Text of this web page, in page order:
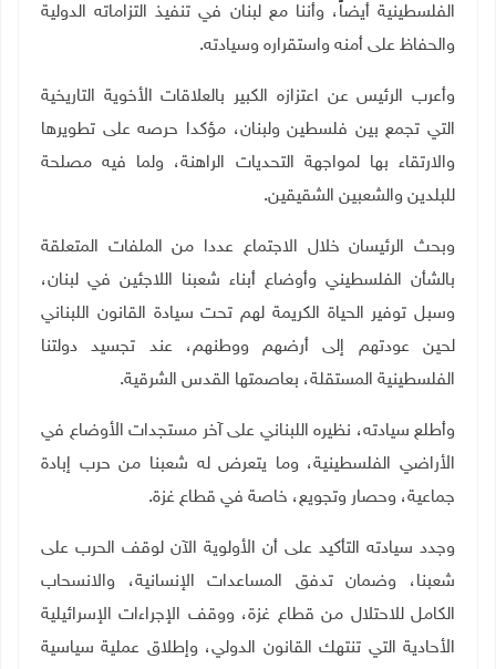
الفلسطينية أيضاً، وأننا مع لبنان في تنفيذ التزاماته الدولية
والحفاظ على أمنه واستقراره وسيادته.
وأعرب الرئيس عن اعتزازه الكبير بالعلاقات الأخوية التاريخية
التي تجمع بين فلسطين ولبنان، مؤكدا حرصه على تطويرها
والارتقاء بها لمواجهة التحديات الراهنة، ولما فيه مصلحة
للبلدين والشعبين الشقيقين.
وبحث الرئيسان خلال الاجتماع عددا من الملفات المتعلقة
بالشأن الفلسطيني وأوضاع أبناء شعبنا اللاجئين في لبنان،
وسبل توفير الحياة الكريمة لهم تحت سيادة القانون اللبناني
لحين عودتهم إلى أرضهم ووطنهم، عند تجسيد دولتنا
الفلسطينية المستقلة، بعاصمتها القدس الشرقية.
وأطلع سيادته، نظيره اللبناني على آخر مستجدات الأوضاع في
الأراضي الفلسطينية، وما يتعرض له شعبنا من حرب إبادة
جماعية، وحصار وتجويع، خاصة في قطاع غزة.
وجدد سيادته التأكيد على أن الأولوية الآن لوقف الحرب على
شعبنا، وضمان تدفق المساعدات الإنسانية، والانسحاب
الكامل للاحتلال من قطاع غزة، ووقف الإجراءات الإسرائيلية
الأحادية التي تنتهك القانون الدولي، وإطلاق عملية سياسية